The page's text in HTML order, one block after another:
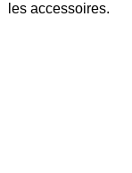
les accessoires.